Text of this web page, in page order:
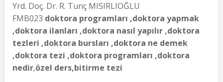
Yrd. Doç. Dr. R. Tunç MISIRLIOĞLU
FMB023 doktora programları ,doktora yapmak
,doktora ilanları ,doktora nasıl yapılır ,doktora
tezleri ,doktora bursları ,doktora ne demek
,doktora tezi ,doktora programları ,doktora
nedir,özel ders,bitirme tezi